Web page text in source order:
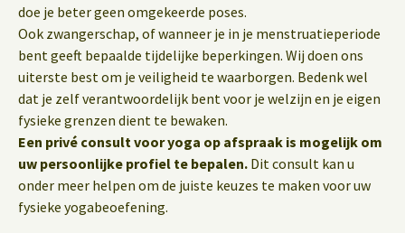
doe je beter geen omgekeerde poses.
Ook zwangerschap, of wanneer je in je menstruatieperiode
bent geeft bepaalde tijdelijke beperkingen. Wij doen ons
uiterste best om je veiligheid te waarborgen. Bedenk wel
dat je zelf verantwoordelijk bent voor je welzijn en je eigen
fysieke grenzen dient te bewaken.
Een privé consult voor yoga op afspraak is mogelijk om
uw persoonlijke profiel te bepalen. Dit consult kan u
onder meer helpen om de juiste keuzes te maken voor uw
fysieke yogabeoefening.